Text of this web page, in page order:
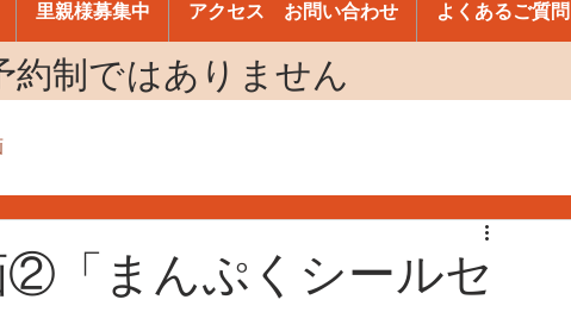
里親様募集中 アクセス お問い合わせ よくあるご質問
制ではありません
②「まんぷくシールセ